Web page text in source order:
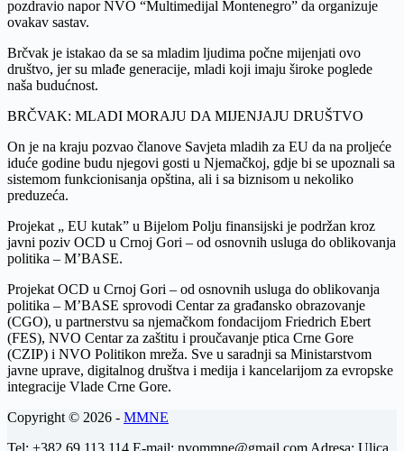
pozdravio napor NVO “Multimedijal Montenegro” da organizuje
ovakav sastav.
Brčvak je istakao da se sa mladim ljudima počne mijenjati ovo
društvo, jer su mlađe generacije, mladi koji imaju široke poglede
naša budućnost.
BRČVAK: MLADI MORAJU DA MIJENJAJU DRUŠTVO
On je na kraju pozvao članove Savjeta mladih za EU da na proljeće
iduće godine budu njegovi gosti u Njemačkoj, gdje bi se upoznali sa
sistemom funkcionisanja opština, ali i sa biznisom u nekoliko
preduzeća.
Projekat „ EU kutak” u Bijelom Polju finansijski je podržan kroz
javni poziv OCD u Crnoj Gori – od osnovnih usluga do oblikovanja
politika – M’BASE.
Projekat OCD u Crnoj Gori – od osnovnih usluga do oblikovanja
politika – M’BASE sprovodi Centar za građansko obrazovanje
(CGO), u partnerstvu sa njemačkom fondacijom Friedrich Ebert
(FES), NVO Centar za zaštitu i proučavanje ptica Crne Gore
(CZIP) i NVO Politikon mreža. Sve u saradnji sa Ministarstvom
javne uprave, digitalnog društva i medija i kancelarijom za evropske
integracije Vlade Crne Gore.
Copyright © 2026 - MMNE